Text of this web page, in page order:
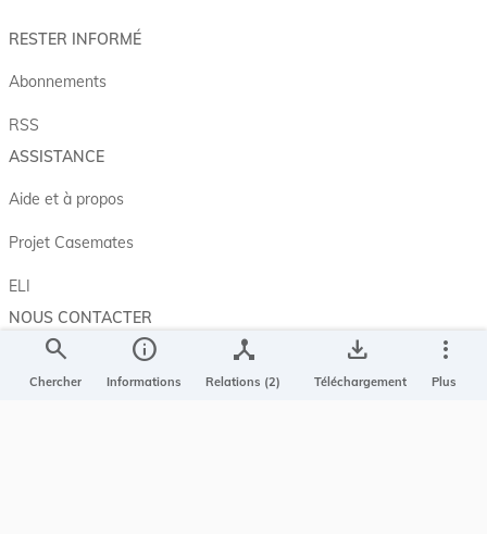
search
Chercher
info
Informations
device_hub
Relations (2)
save_alt
Téléchargement
more_vert
Plus
RESTER INFORMÉ
Abonnements
RSS
ASSISTANCE
Aide et à propos
Projet Casemates
ELI
NOUS CONTACTER
Service central de législation
5, rue Plaetis